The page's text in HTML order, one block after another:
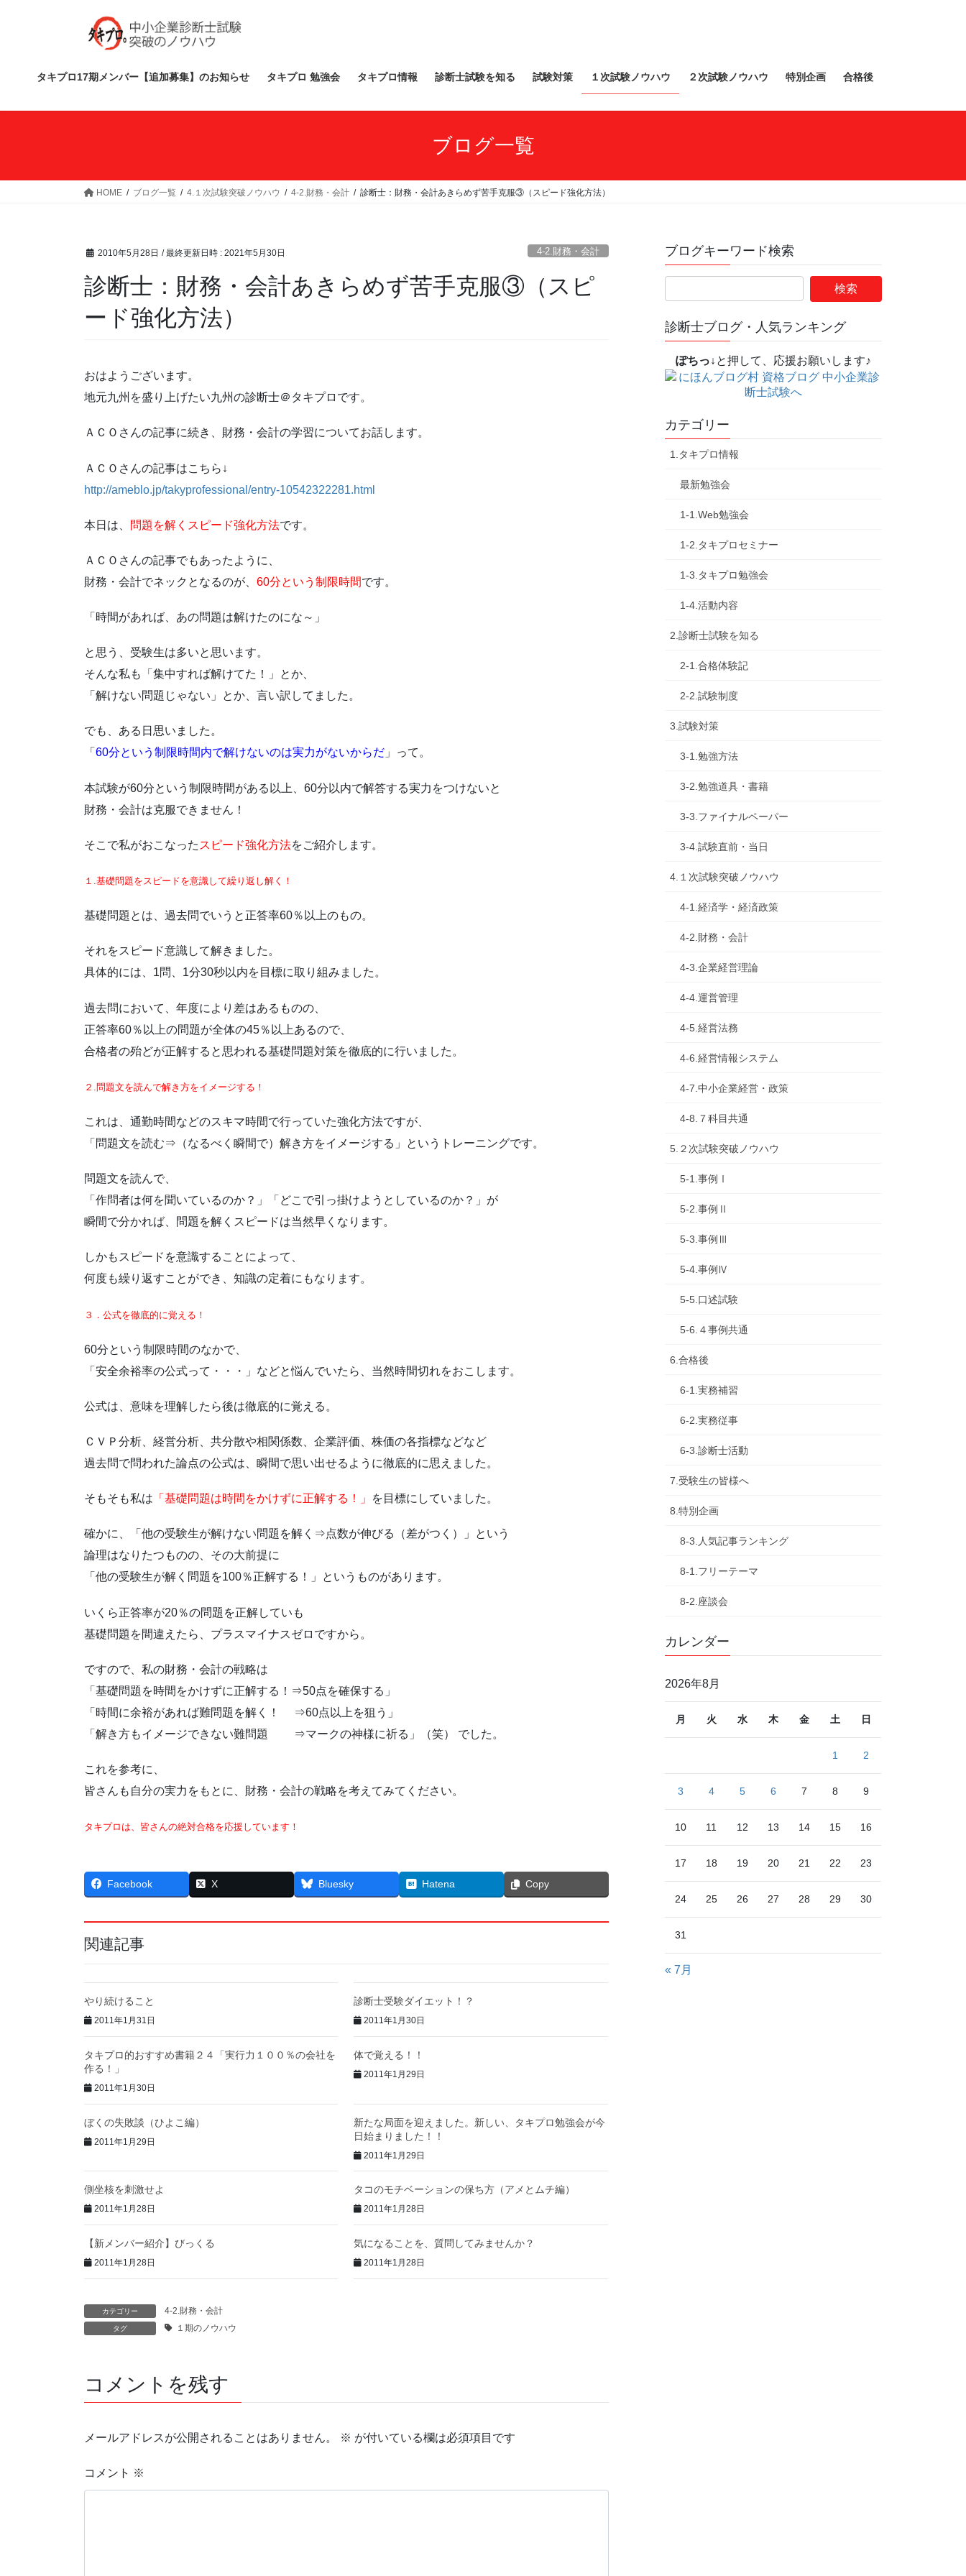
ス
ン
タキプロ17期メンバー【追加募集】のお知らせ タキプロ 勉強会 タキプロ情報 診断士試験を知る 試験対策 １次試験ノウハウ ２次試験ノウハウ 特別企画 合格後
ブログ一覧
HOME ブログ一覧 4.１次試験突破ノウハウ 4-2.財務・会計 診断士：財務・会計あきらめず苦手克服③（スピード強化方法）
2010年5月28日 / 最終更新日時 : 2021年5月30日 4-2.財務・会計
診断士：財務・会計あきらめず苦手克服③（スピ
ード強化方法）
おはようございます。
地元九州を盛り上げたい九州の診断士＠タキプロです。
ＡＣＯさんの記事に続き、財務・会計の学習についてお話します。
ＡＣＯさんの記事はこちら↓
http://ameblo.jp/takyprofessional/entry-10542322281.html
本日は、 問題を解くスピード強化方法です。
ＡＣＯさんの記事でもあったように、
財務・会計でネックとなるのが、 60分という制限時間です。
「時間があれば、あの問題は解けたのにな～」
と思う、受験生は多いと思います。
そんな私も「集中すれば解けてた！」とか、
「解けない問題じゃない」とか、言い訳してました。
でも、ある日思いました。
「 60分という制限時間内で解けないのは実力がないからだ 」って。
本試験が60分という制限時間がある以上、60分以内で解答する実力をつけないと
財務・会計は克服できません！
そこで私がおこなった スピード強化方法をご紹介します。
１.基礎問題をスピードを意識して繰り返し解く！
基礎問題とは、過去問でいうと正答率60％以上のもの。
それをスピード意識して解きました。
具体的には、1問、1分30秒以内を目標に取り組みました。
過去問において、年度により差はあるものの、
正答率60％以上の問題が全体の45％以上あるので、
合格者の殆どが正解すると思われる基礎問題対策を徹底的に行いました。
２.問題文を読んで解き方をイメージする！
これは、通勤時間などのスキマ時間で行っていた強化方法ですが、
「問題文を読む⇒（なるべく瞬間で）解き方をイメージする」というトレーニングです。
問題文を読んで、
「作問者は何を聞いているのか？」「どこで引っ掛けようとしているのか？」が
瞬間で分かれば、問題を解くスピードは当然早くなります。
しかもスピードを意識することによって、
何度も繰り返すことができ、知識の定着にもなります。
３．公式を徹底的に覚える！
60分という制限時間のなかで、
「安全余裕率の公式って・・・」などと悩んでいたら、当然時間切れをおこします。
公式は、意味を理解したら後は徹底的に覚える。
ＣＶＰ分析、経営分析、共分散や相関係数、企業評価、株価の各指標などなど
過去問で問われた論点の公式は、瞬間で思い出せるように徹底的に思えました。
そもそも私は 「基礎問題は時間をかけずに正解する！」 を目標にしていました。
確かに、「他の受験生が解けない問題を解く⇒点数が伸びる（差がつく）」という
論理はなりたつものの、その大前提に
「他の受験生が解く問題を100％正解する！」というものがあります。
いくら正答率が20％の問題を正解していも
基礎問題を間違えたら、プラスマイナスゼロですから。
ですので、私の財務・会計の戦略は
「基礎問題を時間をかけずに正解する！⇒50点を確保する」
「時間に余裕があれば難問題を解く！ ⇒60点以上を狙う」
「解き方もイメージできない難問題 ⇒マークの神様に祈る」（笑） でした。
これを参考に、
皆さんも自分の実力をもとに、財務・会計の戦略を考えてみてください。
タキプロは、皆さんの絶対合格を応援しています！
Facebook X Bluesky Hatena Copy
関連記事
やり続けること
2011年1月31日
診断士受験ダイエット！？
2011年1月30日
タキプロ的おすすめ書籍２４「実行力１００％の会社を
作る！」
2011年1月30日
体で覚える！！
2011年1月29日
ぼくの失敗談（ひよこ編）
2011年1月29日
新たな局面を迎えました。新しい、タキプロ勉強会が今
日始まりました！！
2011年1月29日
側坐核を刺激せよ
2011年1月28日
タコのモチベーションの保ち方（アメとムチ編）
2011年1月28日
【新メンバー紹介】びっくる
2011年1月28日
気になることを、質問してみませんか？
2011年1月28日
カテゴリー 4-2.財務・会計
タグ １期のノウハウ
コメントを残す
メールアドレスが公開されることはありません。 ※ が付いている欄は必須項目です
コメント ※
ブログキーワード検索
診断士ブログ・人気ランキング
ぽちっ↓ と押して、応援お願いします♪
カテゴリー
1.タキプロ情報
最新勉強会
1-1.Web勉強会
1-2.タキプロセミナー
1-3.タキプロ勉強会
1-4.活動内容
2.診断士試験を知る
2-1.合格体験記
2-2.試験制度
3.試験対策
3-1.勉強方法
3-2.勉強道具・書籍
3-3.ファイナルペーパー
3-4.試験直前・当日
4.１次試験突破ノウハウ
4-1.経済学・経済政策
4-2.財務・会計
4-3.企業経営理論
4-4.運営管理
4-5.経営法務
4-6.経営情報システム
4-7.中小企業経営・政策
4-8.７科目共通
5.２次試験突破ノウハウ
5-1.事例Ⅰ
5-2.事例Ⅱ
5-3.事例Ⅲ
5-4.事例Ⅳ
5-5.口述試験
5-6.４事例共通
6.合格後
6-1.実務補習
6-2.実務従事
6-3.診断士活動
7.受験生の皆様へ
8.特別企画
8-3.人気記事ランキング
8-1.フリーテーマ
8-2.座談会
カレンダー
2026年8月
月 火 水 木 金 土 日
1 2
3 4 5 6 7 8 9
10 11 12 13 14 15 16
17 18 19 20 21 22 23
24 25 26 27 28 29 30
31
« 7月